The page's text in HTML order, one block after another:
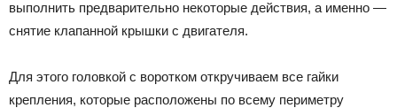
выполнить предварительно некоторые действия, а именно —
снятие клапанной крышки с двигателя.
Для этого головкой с воротком откручиваем все гайки
крепления, которые расположены по всему периметру